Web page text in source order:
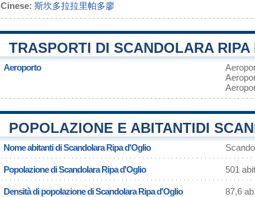
Cinese: 斯坎多拉拉里帕多廖
TRASPORTI DI SCANDOLARA
Aeroporto
POPOLAZIONE E ABITANTIDI
Nome abitanti di Scandolara Ripa d'Oglio
Popolazione di Scandolara Ripa d'Oglio 501
Densità di popolazione di Scandolara Ripa d'Oglio 87,6